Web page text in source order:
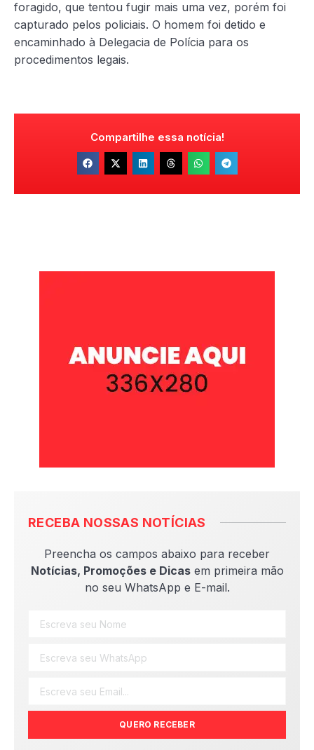
foragido, que tentou fugir mais uma vez, porém foi
capturado pelos policiais. O homem foi detido e
encaminhado à Delegacia de Polícia para os
procedimentos legais.
Compartilhe essa notícia!
RECEBA NOSSAS NOTÍCIAS
Preencha os campos abaixo para receber
Notícias, Promoções e Dicasem primeira mão
no seu WhatsApp e E-mail.
QUERO RECEBER